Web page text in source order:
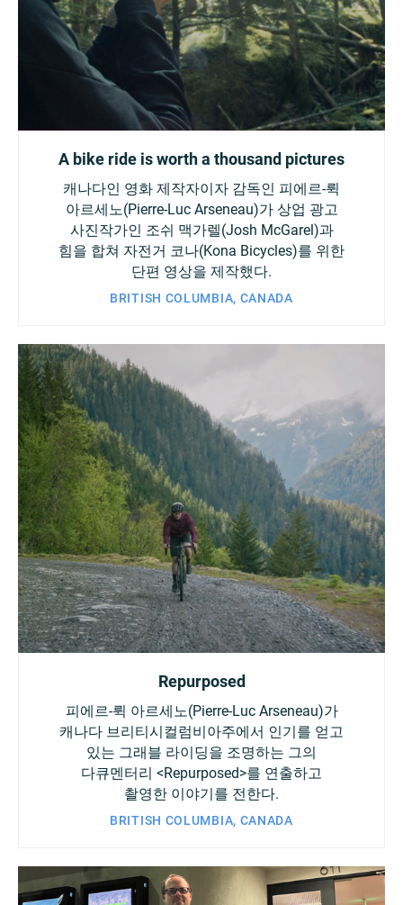
A bike ride is worth a thousand pictures
캐나다인 영화 제작자이자 감독인 피에르-뤽
아르세노(Pierre-Luc Arseneau)가 상업 광고
사진작가인 조쉬 맥가렐(Josh McGarel)과
힘을 합쳐 자전거 코나(Kona Bicycles)를 위한
단편 영상을 제작했다.
BRITISH COLUMBIA, CANADA
Repurposed
피에르-뤽 아르세노(Pierre-Luc Arseneau)가
캐나다 브리티시컬럼비아주에서 인기를 얻고
있는 그래블 라이딩을 조명하는 그의
다큐멘터리 <Repurposed>를 연출하고
촬영한 이야기를 전한다.
BRITISH COLUMBIA, CANADA